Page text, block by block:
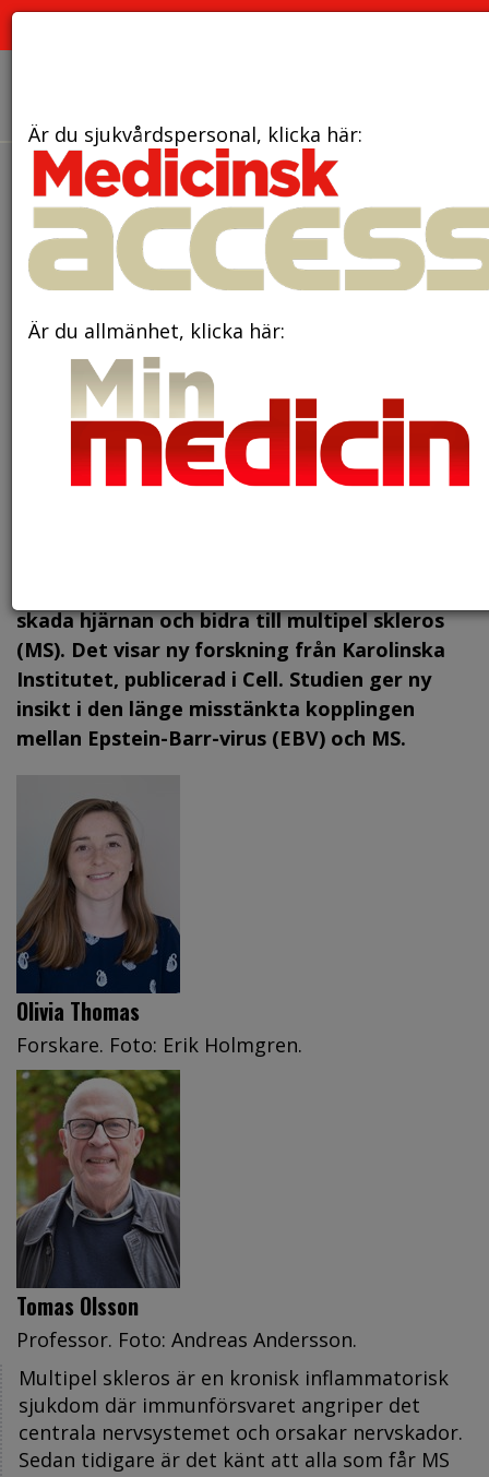
den 13 januari 2026
Ny mekanism kopplar
Epstein-Barr-virus till MS
skada hjärnan och bidra till multipel skleros
(MS). Det visar ny forskning från Karolinska
Institutet, publicerad i Cell. Studien ger ny
insikt i den länge misstänkta kopplingen
mellan Epstein-Barr-virus (EBV) och MS.
Olivia Thomas
Forskare. Foto: Erik Holmgren.
Tomas Olsson
Professor. Foto: Andreas Andersson.
Multipel skleros är en kronisk inflammatorisk
sjukdom där immunförsvaret angriper det
centrala nervsystemet och orsakar nervskador.
Sedan tidigare är det känt att alla som får MS
Är du sjukvårdspersonal, klicka här:
Är du allmänhet, klicka här: